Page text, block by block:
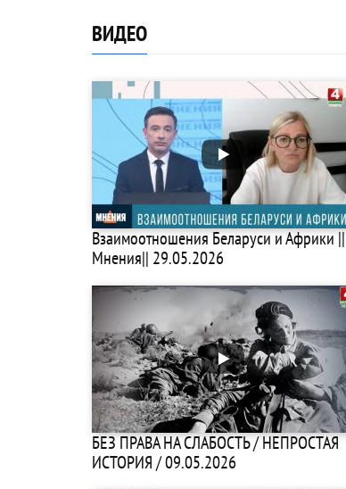
ВИДЕО
Взаимоотношения Беларуси и Африки ||
Мнения|| 29.05.2026
БЕЗ ПРАВА НА СЛАБОСТЬ / НЕПРОСТАЯ
ИСТОРИЯ / 09.05.2026